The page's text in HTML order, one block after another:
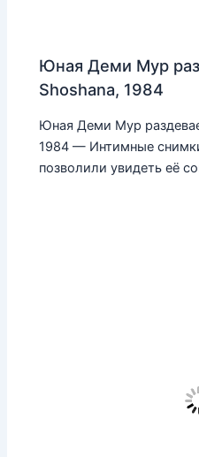
Юная Деми Мур
Shoshana, 1984
Юная Деми Мур
1984 — Интимные
позволили увидеть её